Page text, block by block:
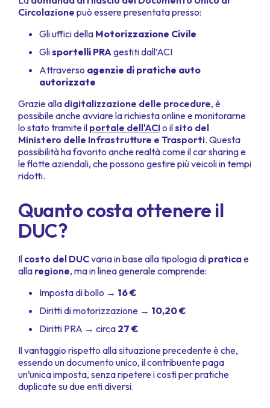
Circolazione ​ può essere presentata presso:
Gli uffici della Motorizzazione Civile
Glisportelli PRAgestiti dall’ACI
Attraverso agenzie di pratiche auto
autorizzate
Grazie alla digitalizzazione delle procedure, è
possibile anche avviare la richiesta online e monitorarne
lo stato tramite il portale dell'ACIo ilsito del
Ministero delle Infrastrutture e Trasporti. Questa
possibilità ha favorito anche realtà come il car sharing e
le flotte aziendali, che possono gestire più veicoli in tempi
ridotti.
Quanto costa ottenere il
DUC?
Il costo del DUCvaria in base alla tipologia di praticae
alla regione, ma in linea generale comprende:
Imposta di bollo → 16 €
Diritti di motorizzazione → 10,20 €
Diritti PRA → circa 27 €
Il vantaggio rispetto alla situazione precedente è che,
essendo un documento unico, il contribuente paga
un’unica imposta, senza ripetere i costi per pratiche
duplicate su due enti diversi.